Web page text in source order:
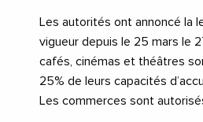
Les autorités ont annoncé la
vigueur depuis le 25 mars le
cafés, cinémas et théâtres
25% de leurs capacités
Les commerces sont